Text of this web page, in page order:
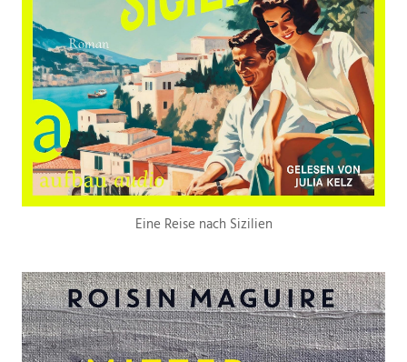
Eine Reise nach Sizilien